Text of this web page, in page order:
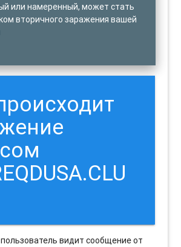
или намеренный, может стать
вторичного заражения вашей
видит сообщение от